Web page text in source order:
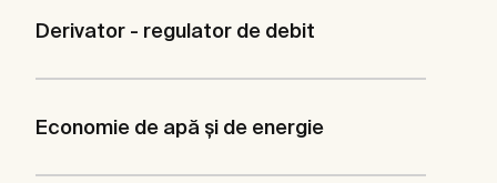
Derivator - regulator de debit
Economie de apă şi de energie